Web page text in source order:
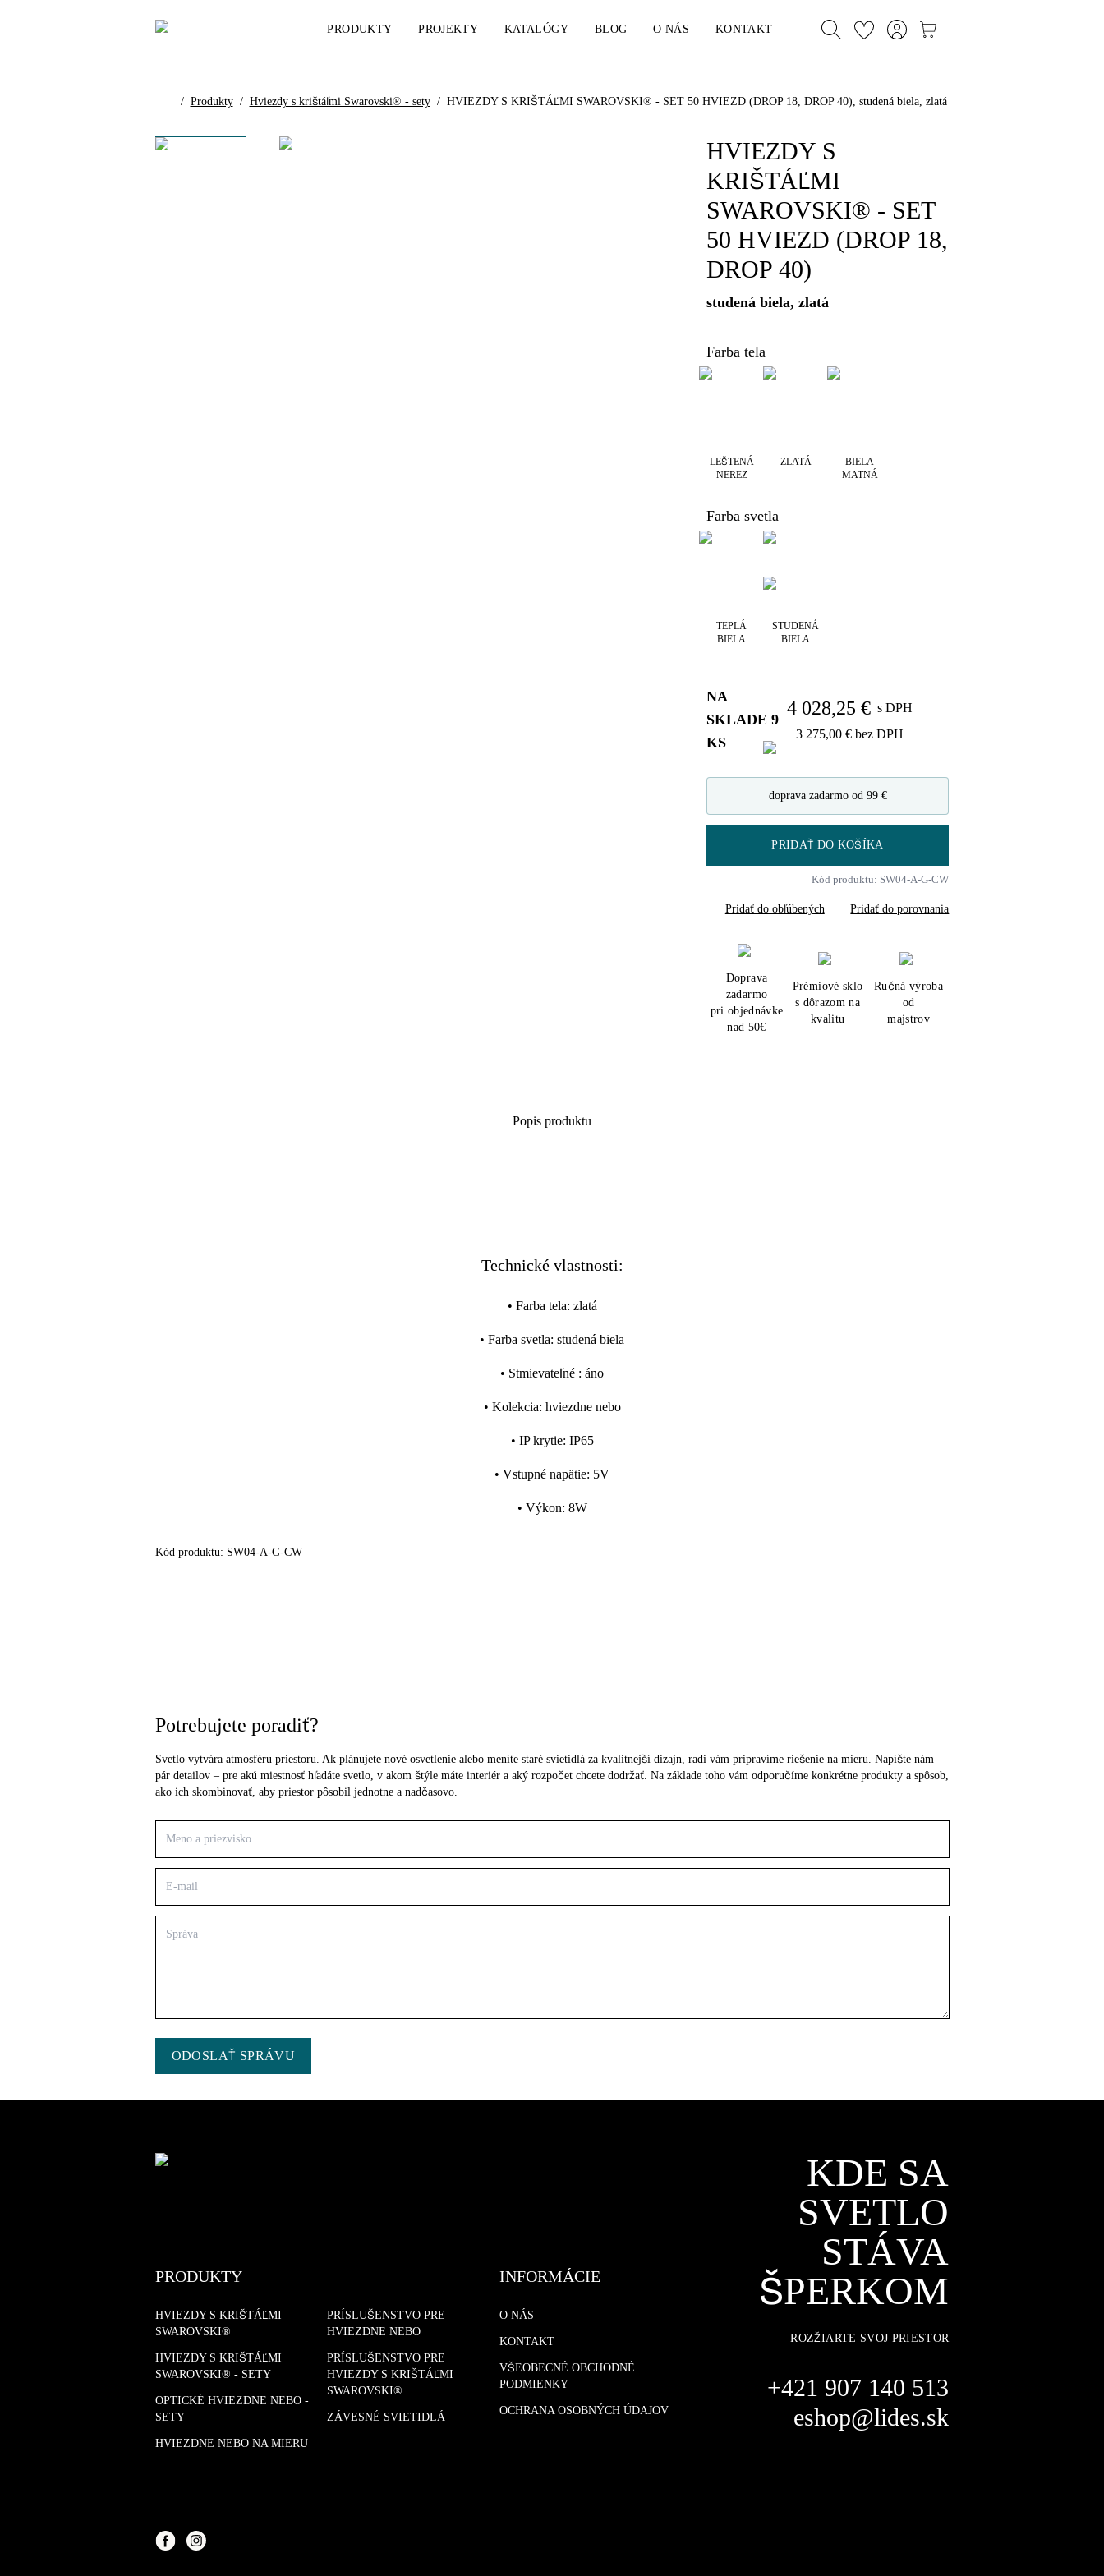
PRODUKTY PROJEKTY KATALÓGY BLOG O NÁS KONTAKT
/ Produkty / Hviezdy s krištáľmi Swarovski® - sety / HVIEZDY S KRIŠTÁĽMI SWAROVSKI® - SET 50 HVIEZD (DROP 18, DROP 40), studená biela, zlatá
HVIEZDY S
KRIŠTÁĽMI
SWAROVSKI® - SET
50 HVIEZD (DROP 18,
DROP 40)
studená biela, zlatá
Farba tela
LEŠTENÁ
NEREZ
ZLATÁ
BIELA
MATNÁ
Farba svetla
TEPLÁ
BIELA
STUDENÁ
BIELA
NA
SKLADE 9
KS
4 028,25 € s DPH
3 275,00 € bez DPH
doprava zadarmo od 99 €
PRIDAŤ DO KOŠÍKA
Kód produktu: SW04-A-G-CW
Pridať do obľúbených Pridať do porovnania
Doprava
zadarmo
pri objednávke
nad 50€
Prémiové sklo
s dôrazom na
kvalitu
Ručná výroba
od
majstrov
Popis produktu
Technické vlastnosti:
• Farba tela: zlatá
• Farba svetla: studená biela
• Stmievateľné : áno
• Kolekcia: hviezdne nebo
• IP krytie: IP65
• Vstupné napätie: 5V
• Výkon: 8W
Kód produktu: SW04-A-G-CW
Potrebujete poradiť?
Svetlo vytvára atmosféru priestoru. Ak plánujete nové osvetlenie alebo meníte staré svietidlá za kvalitnejší dizajn, radi vám pripravíme riešenie na mieru. Napíšte nám
pár detailov – pre akú miestnosť hľadáte svetlo, v akom štýle máte interiér a aký rozpočet chcete dodržať. Na základe toho vám odporučíme konkrétne produkty a spôsob,
ako ich skombinovať, aby priestor pôsobil jednotne a nadčasovo.
ODOSLAŤ SPRÁVU
PRODUKTY
HVIEZDY S KRIŠTÁĽMI
SWAROVSKI®
HVIEZDY S KRIŠTÁĽMI
SWAROVSKI® - SETY
OPTICKÉ HVIEZDNE NEBO -
SETY
HVIEZDNE NEBO NA MIERU
PRÍSLUŠENSTVO PRE
HVIEZDNE NEBO
PRÍSLUŠENSTVO PRE
HVIEZDY S KRIŠTÁĽMI
SWAROVSKI®
ZÁVESNÉ SVIETIDLÁ
INFORMÁCIE
O NÁS
KONTAKT
VŠEOBECNÉ OBCHODNÉ
PODMIENKY
OCHRANA OSOBNÝCH ÚDAJOV
KDE SA
SVETLO
STÁVA
ŠPERKOM
ROZŽIARTE SVOJ PRIESTOR
+421 907 140 513
eshop@lides.sk